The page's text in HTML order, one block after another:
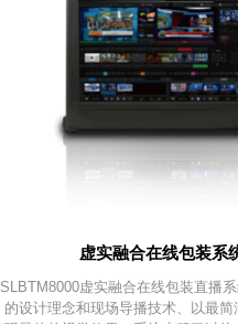
虚实融合在线包装系
SLBTM8000虚实融合在线包装直播
的设计理念和现场导播技术、以最简